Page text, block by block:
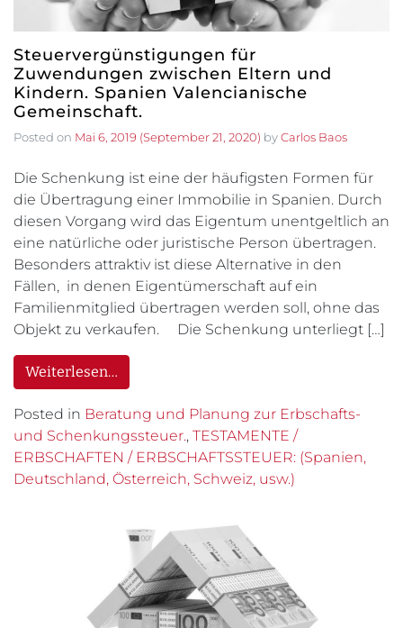
Steuervergünstigungen für
Zuwendungen zwischen Eltern und
Kindern. Spanien Valencianische
Gemeinschaft.
Posted on Mai 6, 2019 (September 21, 2020) byCarlos Baos
Die Schenkung ist eine der häufigsten Formen für
die Übertragung einer Immobilie in Spanien. Durch
diesen Vorgang wird das Eigentum unentgeltlich an
eine natürliche oder juristische Person übertragen.
Besonders attraktiv ist diese Alternative in den
Fällen, in denen Eigentümerschaft auf ein
Familienmitglied übertragen werden soll, ohne das
Objekt zu verkaufen. Die Schenkung unterliegt […]
Weiterlesen…
Posted in Beratung und Planung zur Erbschafts-
und Schenkungssteuer., TESTAMENTE /
ERBSCHAFTEN / ERBSCHAFTSSTEUER: (Spanien,
Deutschland, Österreich, Schweiz, usw.)